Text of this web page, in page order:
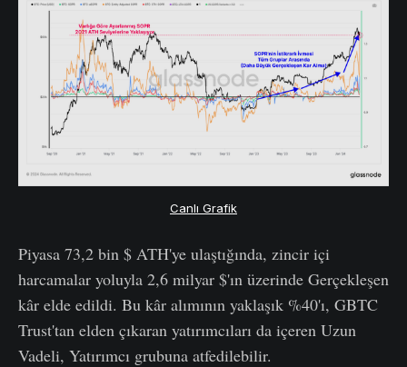
Canlı Grafik
Piyasa 73,2 bin $ ATH'ye ulaştığında, zincir içi
harcamalar yoluyla 2,6 milyar $'ın üzerinde Gerçekleşen
kâr elde edildi. Bu kâr alımının yaklaşık %40'ı, GBTC
Trust'tan elden çıkaran yatırımcıları da içeren Uzun
Vadeli, Yatırımcı grubuna atfedilebilir.